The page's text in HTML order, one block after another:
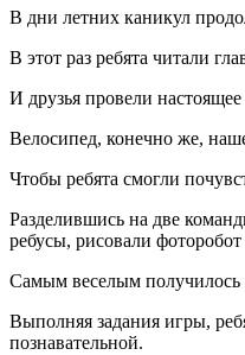
В дни летних каникул
В этот раз ребята читали
И друзья провели
Велосипед, конечно же,
Чтобы ребята смогли
Разделившись на две
ребусы, рисовали
Самым веселым получилось
Выполняя задания игры,
познавательной.